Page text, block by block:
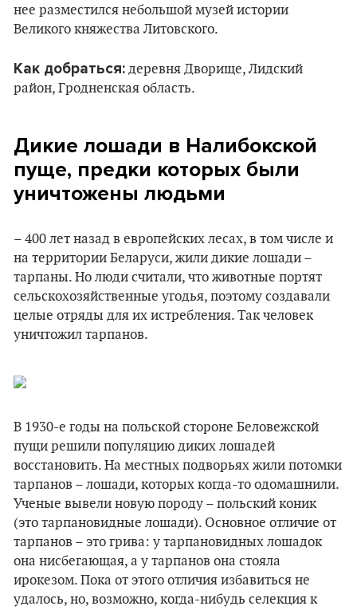
нее разместился небольшой музей истории
Великого княжества Литовского.
Как добраться: деревня Дворище, Лидский
район, Гродненская область.
Дикие лошади в Налибокской
пуще, предки которых были
уничтожены людьми
– 400 лет назад в европейских лесах, в том числе и
на территории Беларуси, жили дикие лошади –
тарпаны. Но люди считали, что животные портят
сельскохозяйственные угодья, поэтому создавали
целые отряды для их истребления. Так человек
уничтожил тарпанов.
В 1930-е годы на польской стороне Беловежской
пущи решили популяцию диких лошадей
восстановить. На местных подворьях жили потомки
тарпанов – лошади, которых когда-то одомашнили.
Ученые вывели новую породу – польский коник
(это тарпановидные лошади). Основное отличие от
тарпанов – это грива: у тарпановидных лошадок
она нисбегающая, а у тарпанов она стояла
ирокезом. Пока от этого отличия избавиться не
удалось, но, возможно, когда-нибудь селекция к